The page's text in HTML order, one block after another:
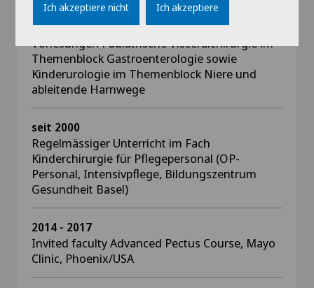
seit 2002
Vorlesungen Pädiatrische Visceralchirurgie im
Themenblock Gastroenterologie sowie
Kinderurologie im Themenblock Niere und
ableitende Harnwege
seit 2000
Regelmässiger Unterricht im Fach
Kinderchirurgie für Pflegepersonal (OP-
Personal, Intensivpflege, Bildungszentrum
Gesundheit Basel)
2014 - 2017
Invited faculty Advanced Pectus Course, Mayo
Clinic, Phoenix/USA
Ich akzeptiere nicht Ich akzeptiere